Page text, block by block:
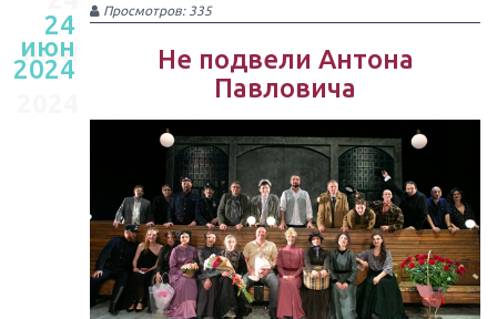
июн
24
июн
2024
Просмотров: 335
Не подвели Антона
Павловича